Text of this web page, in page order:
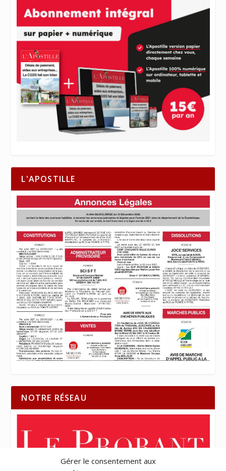
Gérer le consentement aux
L'APOSTILLE
NOTRE RÉSEAU